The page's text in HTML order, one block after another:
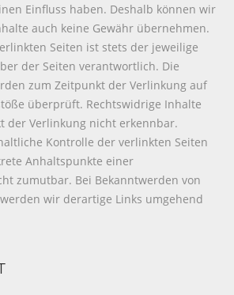
Einfluss haben. Deshalb können wir
auch keine Gewähr übernehmen.
Seiten ist stets der jeweilige
der Seiten verantwortlich. Die
zum Zeitpunkt der Verlinkung auf
überprüft. Rechtswidrige Inhalte
der Verlinkung nicht erkennbar.
Kontrolle der verlinkten Seiten
Anhaltspunkte einer
zumutbar. Bei Bekanntwerden von
wir derartige Links umgehend